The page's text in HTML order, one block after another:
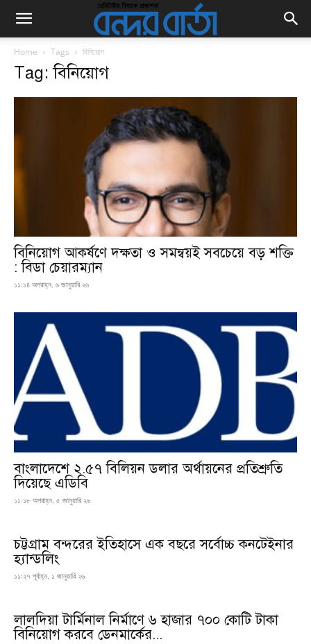
Home Tags বিনিয়োগ
Tag: বিনিয়োগ
বিনিয়োগ আকর্ষণে দক্ষতা ও সমন্বয়ই সবচেয়ে বড় শক্তি
: বিডা চেয়ারম্যান
১১:১৪ অপরাহ্ন, ৬ জানুয়ারি ২৬
বাংলাদেশে ২.৫৭ বিলিয়ন ডলার অর্থায়নের প্রতিশ্রুতি
দিয়েছে এডিবি
১১:১৮ অপরাহ্ন, ৫ জানুয়ারি ২৬
চট্টগ্রাম বন্দরের ইতিহাসে এক বছরে সর্বোচ্চ কনটেইনার
হ্যান্ডলিং
১১:২৭ পূর্বাহ্ন, ১ জানুয়ারি ২৬
লালদিয়া টার্মিনাল নির্মাণে ৬ হাজার ৭০০ কোটি টাকা
বিনিয়োগ করবে ডেনমার্কের...